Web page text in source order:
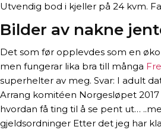
Utvendig bod i kjeller på 24 kvm.
Bilder av nakne
Det som før opplevdes som en
men fungerar lika bra till många
superhelter av meg. Svar: I adult
Arrang komitéen Norgesløpet
hvordan få ting til å se pent ut…
gjeldsordninger Etter det jeg har